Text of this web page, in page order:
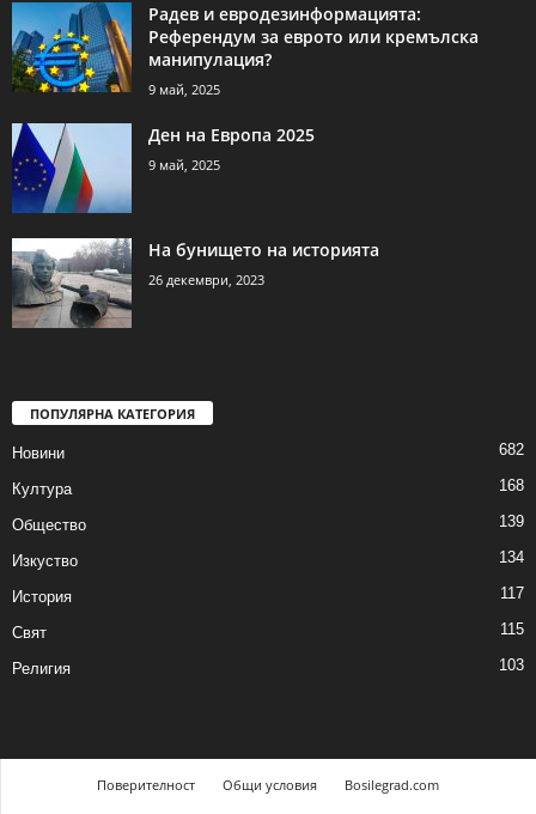
Радев и евродезинформацията:
Референдум за еврото или кремълска
манипулация?
9 май, 2025
Ден на Европа 2025
9 май, 2025
На бунището на историята
26 декември, 2023
ПОПУЛЯРНА КАТЕГОРИЯ
Новини 682
Култура 168
Общество 139
Изкуство 134
История 117
Свят 115
Религия 103
Поверителност Общи условия
Bosilegrad.com